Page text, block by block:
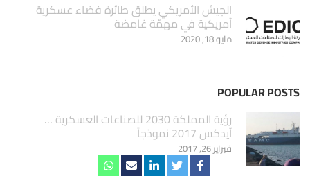
الجيش الأمريكي يطلق طائرة فضاء عسكرية
أمريكية في مهمّة غامضة
مايو 18, 2020
POPULAR POSTS
‏رؤية المملكة 2030 للصناعات العسكرية …
آيدكس 2017 نموذجاَ
فبراير 26, 2017